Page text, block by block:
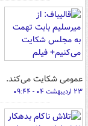
عمومی شکایت می‌کند.
۲۳ اردیبهشت ۰۴ - ۰۹:۴۴